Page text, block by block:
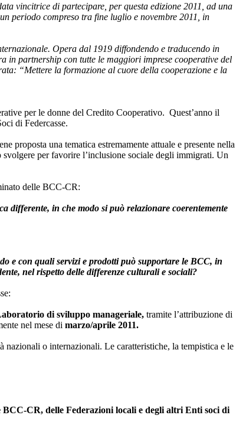
vincitrice di partecipare, per questa edizione 2011, ad una
periodo compreso tra fine luglio e novembre 2011, in
Opera dal 1919 diffondendo e traducendo in
partnership con tutte le maggiori imprese cooperative del
“Mettere la formazione al cuore della cooperazione e la
per le donne del Credito Cooperativo. Quest’anno il
di Federcasse.
proposta una tematica estremamente attuale e presente nella
per favorire l’inclusione sociale degli immigrati. Un
delle BCC-CR:
differente, in che modo si può relazionare coerentemente
e con quali servizi e prodotti può supportare le BCC, in
nel rispetto delle differenze culturali e sociali?
di sviluppo manageriale, tramite l’attribuzione di
nel mese di marzo/aprile 2011.
nazionali o internazionali. Le caratteristiche, la tempistica e le
CR, delle Federazioni locali e degli altri Enti soci di